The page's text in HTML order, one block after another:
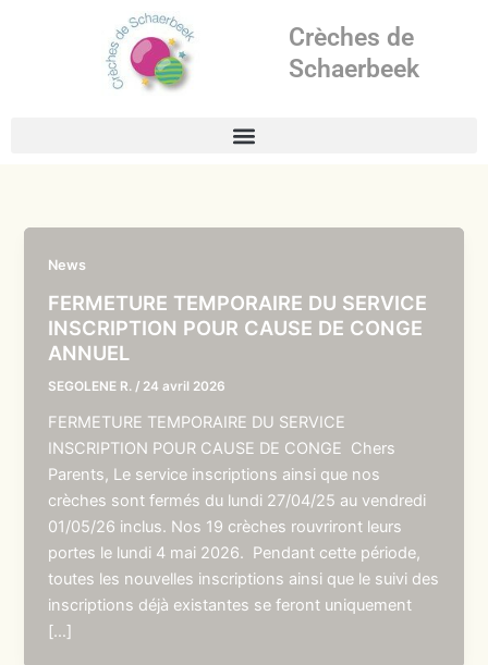
Crèches de
Schaerbeek
News
FERMETURE TEMPORAIRE DU SERVICE
INSCRIPTION POUR CAUSE DE CONGE
ANNUEL
SEGOLENE R. / 24 avril 2026
FERMETURE TEMPORAIRE DU SERVICE
INSCRIPTION POUR CAUSE DE CONGE Chers
Parents, Le service inscriptions ainsi que nos
crèches sont fermés du lundi 27/04/25 au vendredi
01/05/26 inclus. Nos 19 crèches rouvriront leurs
portes le lundi 4 mai 2026. Pendant cette période,
toutes les nouvelles inscriptions ainsi que le suivi des
inscriptions déjà existantes se feront uniquement
[…]